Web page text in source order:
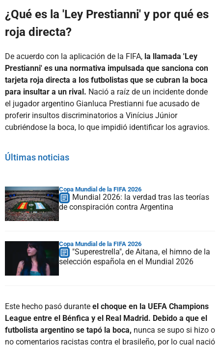
¿Qué es la 'Ley Prestianni' y por qué es
roja directa?
De acuerdo con la aplicación de la FIFA, la llamada 'Ley
Prestianni' es una normativa impulsada que sanciona con
tarjeta roja directa a los futbolistas que se cubran la boca
para insultar a un rival. Nació a raíz de un incidente donde
el jugador argentino Gianluca Prestianni fue acusado de
proferir insultos discriminatorios a Vinícius Júnior
cubriéndose la boca, lo que impidió identificar los agravios.
Últimas noticias
Copa Mundial de la FIFA 2026
Mundial 2026: la verdad tras las teorías
de conspiración contra Argentina
Copa Mundial de la FIFA 2026
"Superestrella", de Aitana, el himno de la
selección española en el Mundial 2026
Este hecho pasó durante el choque en la UEFA Champions
League entre el Bénfica y el Real Madrid. Debido a que el
futbolista argentino se tapó la boca, nunca se supo si hizo o
no comentarios racistas contra el brasileño, por lo cual nació